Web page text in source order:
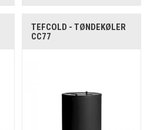
TEFCOLD - TØNDEKØLER
CC77